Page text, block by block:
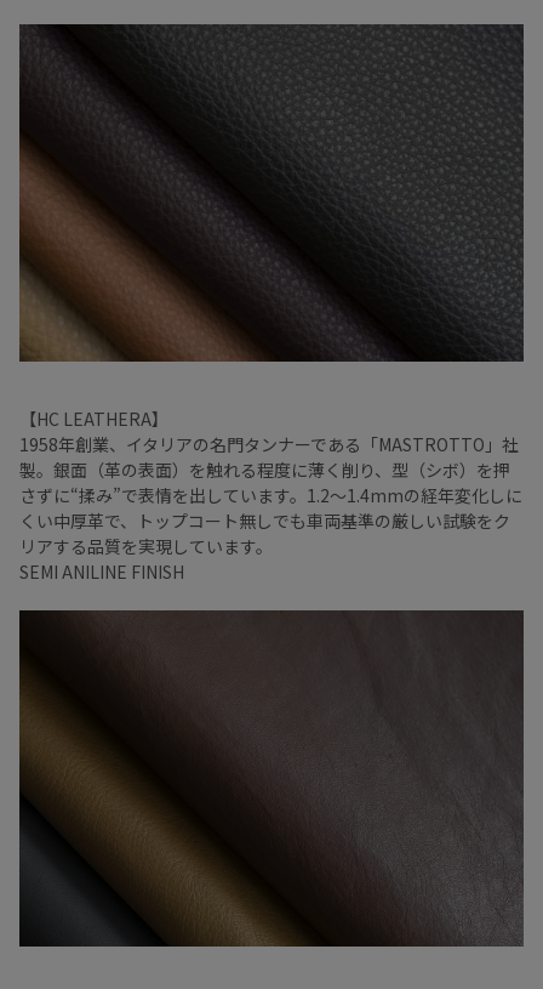
【HC LEATHERA】
1958年創業、イタリアの名門タンナーである「MASTROTTO」社
製。銀面（革の表面）を触れる程度に薄く削り、型（シボ）を押
さずに“揉み”で表情を出しています。1.2～1.4mmの経年変化しに
くい中厚革で、トップコート無しでも車両基準の厳しい試験をク
リアする品質を実現しています。
SEMI ANILINE FINISH